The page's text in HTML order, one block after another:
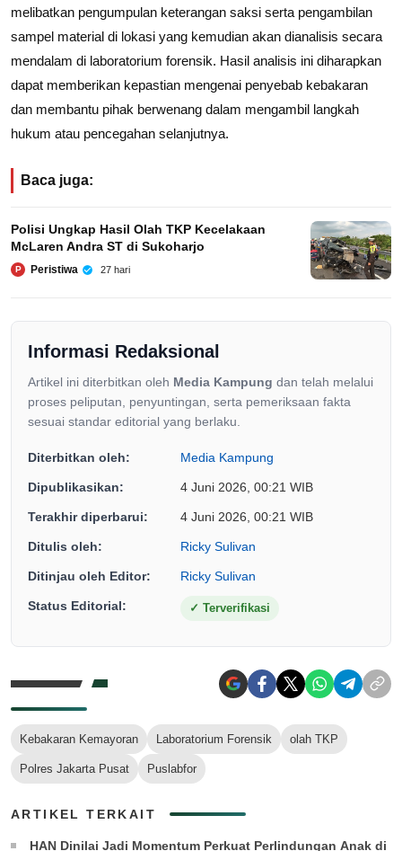
melibatkan pengumpulan keterangan saksi serta pengambilan
sampel material di lokasi yang kemudian akan dianalisis secara
mendalam di laboratorium forensik. Hasil analisis ini diharapkan
dapat memberikan kepastian mengenai penyebab kebakaran
dan membantu pihak berwenang dalam mengambil langkah
hukum atau pencegahan selanjutnya.
Baca juga:
Polisi Ungkap Hasil Olah TKP Kecelakaan
McLaren Andra ST di Sukoharjo
P Peristiwa 27 hari
Informasi Redaksional
Artikel ini diterbitkan oleh Media Kampung dan telah melalui
proses peliputan, penyuntingan, serta pemeriksaan fakta
sesuai standar editorial yang berlaku.
Diterbitkan oleh: Media Kampung
Dipublikasikan: 4 Juni 2026, 00:21 WIB
Terakhir diperbarui: 4 Juni 2026, 00:21 WIB
Ditulis oleh: Ricky Sulivan
Ditinjau oleh Editor: Ricky Sulivan
Status Editorial: ✓ Terverifikasi
Kebakaran Kemayoran Laboratorium Forensik olah TKP
Polres Jakarta Pusat Puslabfor
ARTIKEL TERKAIT
HAN Dinilai Jadi Momentum Perkuat Perlindungan Anak di